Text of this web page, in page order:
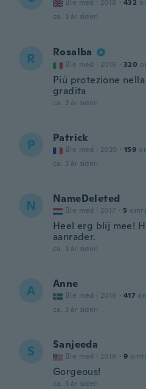
Ble med i 2018 · 432
ca. 3 år siden
R Rosalba
Ble med i 2016 · 320
Più protezione
gradita
ca. 3 år siden
P Patrick
Ble med i 2020 · 159
ca. 3 år siden
N NameDeleted
Ble med i 2017 · 5
Heel erg blij mee!
aanrader.
ca. 3 år siden
A Anne
Ble med i 2016 · 417
ca. 3 år siden
S Sanjeeda
Ble med i 2019 · 9
Gorgeous!
ca. 3 år siden